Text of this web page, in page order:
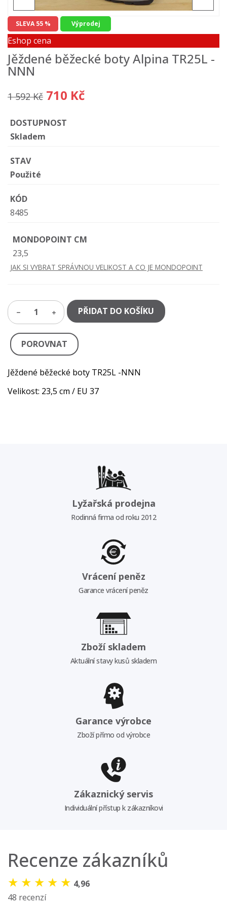
SLEVA 55 % Výprodej
Eshop cena
Jěždené běžecké boty Alpina TR25L -
NNN
1 592 Kč 710 Kč
DOSTUPNOST
Skladem
STAV
Použité
KÓD
8485
MONDOPOINT CM
23,5
JAK SI VYBRAT SPRÁVNOU VELIKOST A CO JE MONDOPOINT
1 PŘIDAT DO KOŠÍKU
POROVNAT
Jěždené běžecké boty TR25L -NNN
Velikost: 23,5 cm / EU 37
Lyžařská prodejna
Rodinná firma od roku 2012
Vrácení peněz
Garance vrácení peněz
Zboží skladem
Aktuální stavy kusů skladem
Garance výrobce
Zboží přímo od výrobce
Zákaznický servis
Individuální přístup k zákazníkovi
Recenze zákazníků
★ ★ ★ ★ ★ 4,96
48 recenzí